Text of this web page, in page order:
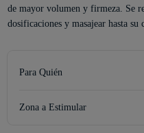
de mayor volumen y firmeza. Se
dosificaciones y masajear hasta su
Para Quién
Zona a Estimular